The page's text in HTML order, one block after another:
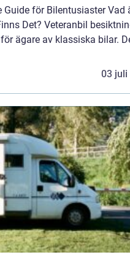
för Bilentusiaster Vad
Det? Veteranbil
ägare av klassiska bilar.
03 juli